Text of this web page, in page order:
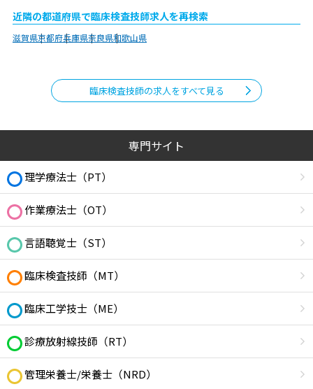
近隣の都道府県で臨床検査技師求人を再検索
滋賀県京都府兵庫県奈良県和歌山県
臨床検査技師の求人をすべて見る
専門サイト
理学療法士（PT）
作業療法士（OT）
言語聴覚士（ST）
臨床検査技師（MT）
臨床工学技士（ME）
診療放射線技師（RT）
管理栄養士/栄養士（NRD）